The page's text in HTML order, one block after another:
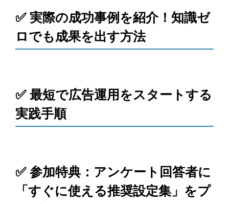
✅ 実際の成功事例を紹介！知識ゼ
ロでも成果を出す方法
✅ 最短で広告運用をスタートする
実践手順
✅ 参加特典：アンケート回答者に
「すぐに使える推奨設定集」をプ